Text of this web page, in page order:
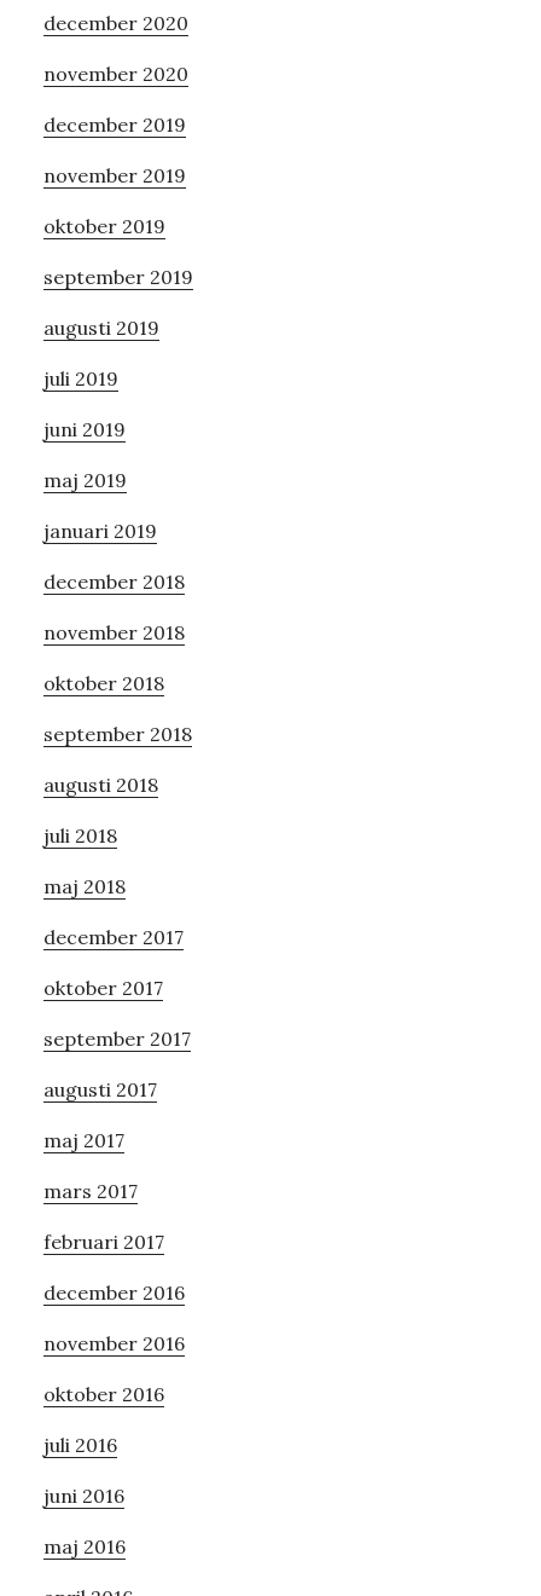
december 2020
november 2020
december 2019
november 2019
oktober 2019
september 2019
augusti 2019
juli 2019
juni 2019
maj 2019
januari 2019
december 2018
november 2018
oktober 2018
september 2018
augusti 2018
juli 2018
maj 2018
december 2017
oktober 2017
september 2017
augusti 2017
maj 2017
mars 2017
februari 2017
december 2016
november 2016
oktober 2016
juli 2016
juni 2016
maj 2016